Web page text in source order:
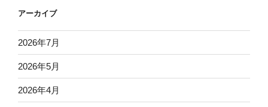
アーカイブ
2026年7月
2026年5月
2026年4月